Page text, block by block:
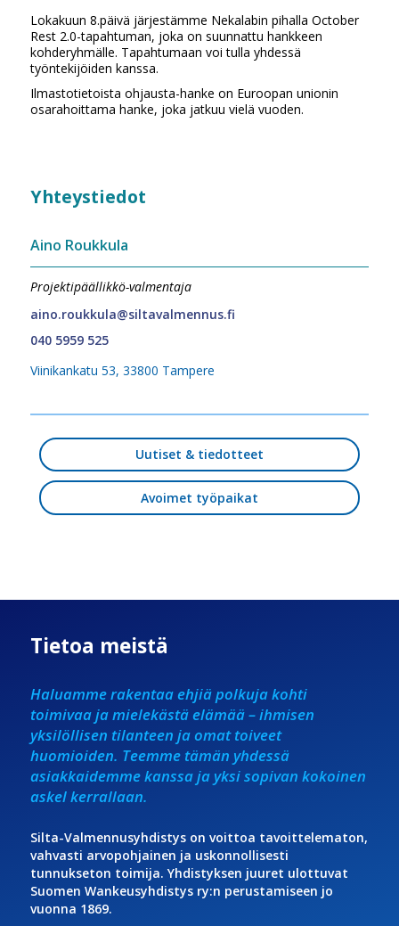
Lokakuun 8.päivä järjestämme Nekalabin pihalla October
Rest 2.0-tapahtuman, joka on suunnattu hankkeen
kohderyhmälle. Tapahtumaan voi tulla yhdessä
työntekijöiden kanssa.
Ilmastotietoista ohjausta-hanke on Euroopan unionin
osarahoittama hanke, joka jatkuu vielä vuoden.
Yhteystiedot
Aino Roukkula
Projektipäällikkö-valmentaja
aino.roukkula@siltavalmennus.fi
040 5959 525
Viinikankatu 53, 33800 Tampere
Uutiset & tiedotteet
Avoimet työpaikat
Tietoa meistä
Haluamme rakentaa ehjiä polkuja kohti
toimivaa ja mielekästä elämää – ihmisen
yksilöllisen tilanteen ja omat toiveet
huomioiden. Teemme tämän yhdessä
asiakkaidemme kanssa ja yksi sopivan kokoinen
askel kerrallaan.
Silta-Valmennusyhdistys on voittoa tavoittelematon,
vahvasti arvopohjainen ja uskonnollisesti
tunnukseton toimija. Yhdistyksen juuret ulottuvat
Suomen Wankeusyhdistys ry:n perustamiseen jo
vuonna 1869.